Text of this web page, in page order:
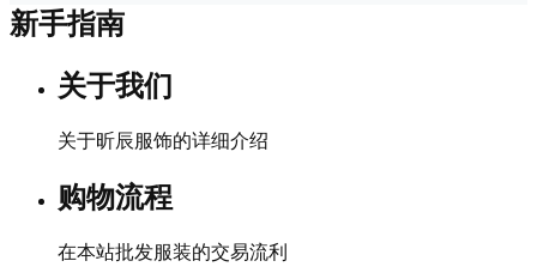
新手指南
关于我们
关于昕辰服饰的详细介绍
购物流程
在本站批发服装的交易流利